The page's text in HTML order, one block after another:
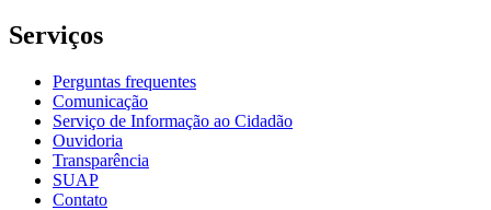
Serviços
Perguntas frequentes
Comunicação
Serviço de Informação ao Cidadão
Ouvidoria
Transparência
SUAP
Contato